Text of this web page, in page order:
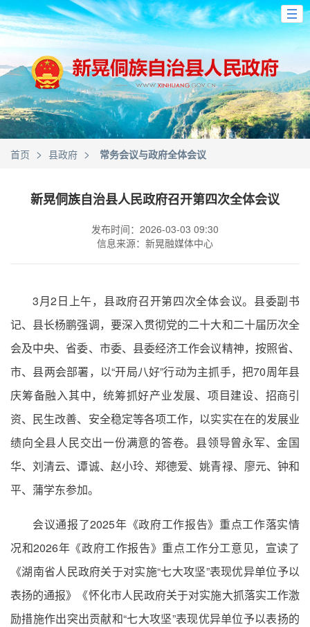
首页 > 县政府 > 常务会议与政府全体会议
新晃侗族自治县人民政府召开第四次全体会议
发布时间：2026-03-03 09:30
信息来源：新晃融媒体中心
3月2日上午，县政府召开第四次全体会议。县委副书
记、县长杨鹏强调，要深入贯彻党的二十大和二十届历次全
会及中央、省委、市委、县委经济工作会议精神，按照省、
市、县两会部署，以“开局八好”行动为主抓手，把70周年县
庆筹备融入其中，统筹抓好产业发展、项目建设、招商引
资、民生改善、安全稳定等各项工作，以实实在在的发展业
绩向全县人民交出一份满意的答卷。县领导曾永军、金国
华、刘清云、谭诚、赵小玲、郑德爱、姚青禄、廖元、钟和
平、蒲学东参加。
会议通报了2025年《政府工作报告》重点工作落实情
况和2026年《政府工作报告》重点工作分工意见，宣读了
《湖南省人民政府关于对实施“七大攻坚”表现优异单位予以
表扬的通报》《怀化市人民政府关于对实施大抓落实工作激
励措施作出突出贡献和“七大攻坚”表现优异单位予以表扬的